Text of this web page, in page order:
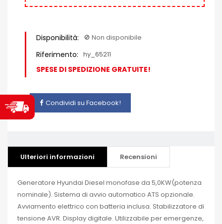
Disponibilità: 🚫​ Non disponibile
Riferimento: hy_65211
SPESE DI SPEDIZIONE GRATUITE!
Condividi su Facebook!
Ulteriori informazioni Recensioni
Generatore Hyundai Diesel monofase da 5,0KW(potenza
nominale). Sistema di avvio automatico ATS opzionale.
Avviamento elettrico con batteria inclusa. Stabilizzatore di
tensione AVR. Display digitale. Utilizzabile per emergenze,